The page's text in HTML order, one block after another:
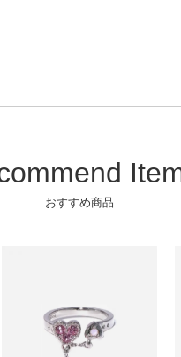
おすすめ商品